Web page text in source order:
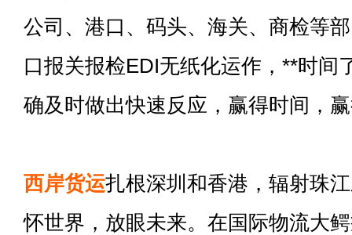
公司、港口、码头、海关、商检等
口报关报检EDI无纸化运作，**时间
确及时做出快速反应，赢得时间，
西岸货运扎根深圳和香港，辐射珠
怀世界，放眼未来。在国际物流大